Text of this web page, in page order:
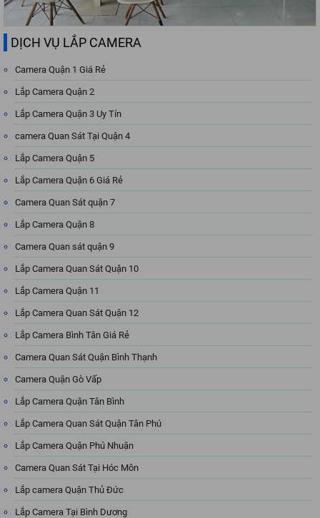
DỊCH VỤ LẮP CAMERA
Camera Quận 1 Giá Rẻ
Lắp Camera Quận 2
Lắp Camera Quận 3 Uy Tín
camera Quan Sát Tại Quận 4
Lắp Camera Quận 5
Lắp Camera Quận 6 Giá Rẻ
Camera Quan Sát quận 7
Lắp Camera Quận 8
Camera Quan sát quận 9
Lắp Camera Quan Sát Quận 10
Lắp Camera Quận 11
Lắp Camera Quan Sát Quận 12
Lắp Camera Bình Tân Giá Rẻ
Camera Quan Sát Quận Bình Thạnh
Camera Quận Gò Vấp
Lắp Camera Quận Tân Bình
Lắp Camera Quan Sát Quận Tân Phú
Lắp Camera Quận Phú Nhuận
Camera Quan Sát Tại Hóc Môn
Lắp camera Quận Thủ Đức
Lắp Camera Tại Bình Dương